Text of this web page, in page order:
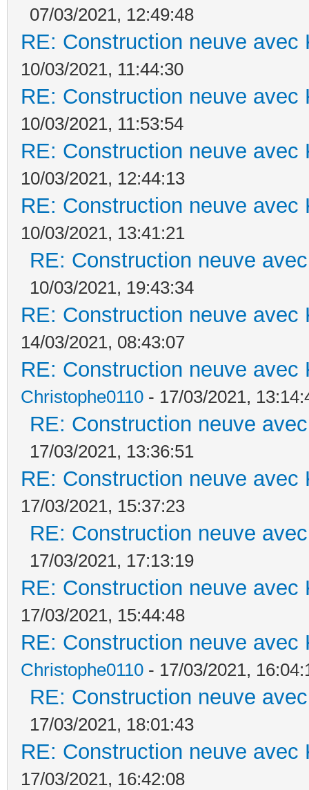
07/03/2021, 12:49:48
RE: Construction neuve avec
10/03/2021, 11:44:30
RE: Construction neuve avec
10/03/2021, 11:53:54
RE: Construction neuve avec
10/03/2021, 12:44:13
RE: Construction neuve avec
10/03/2021, 13:41:21
RE: Construction neuve
10/03/2021, 19:43:34
RE: Construction neuve avec
14/03/2021, 08:43:07
RE: Construction neuve avec
Christophe0110 - 17/03/2021,
RE: Construction neuve
17/03/2021, 13:36:51
RE: Construction neuve avec
17/03/2021, 15:37:23
RE: Construction neuve
17/03/2021, 17:13:19
RE: Construction neuve avec
17/03/2021, 15:44:48
RE: Construction neuve avec
Christophe0110 - 17/03/2021,
RE: Construction neuve
17/03/2021, 18:01:43
RE: Construction neuve avec
17/03/2021, 16:42:08